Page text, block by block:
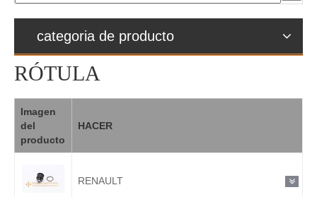
categoria de producto
RÓTULA
Imagen
del
producto
HACER
RENAULT